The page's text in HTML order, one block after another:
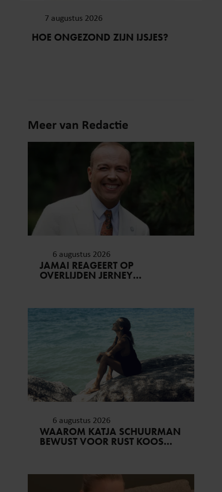
7 augustus 2026
HOE ONGEZOND ZIJN IJSJES?
Meer van Redactie
6 augustus 2026
JAMAI REAGEERT OP
OVERLIJDEN JERNEY
VERGETEN’
6 augustus 2026
WAAROM KATJA SCHUURMAN
BEWUST VOOR RUST KOOS…